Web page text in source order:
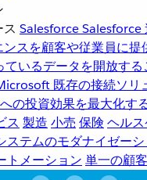
SalesforceSalesforce
スを顧客や従業員に提
ているデータを開放す
既存の接続ソリ
の投資効果を最大化する
ス 製造 小売 保険 ヘル
ステムのモダナイゼー
トメーション 単一の顧